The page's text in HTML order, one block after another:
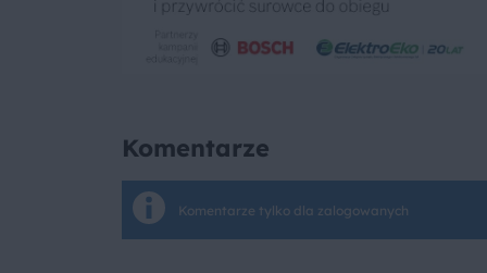
Komentarze
Komentarze tylko dla zalogowanych